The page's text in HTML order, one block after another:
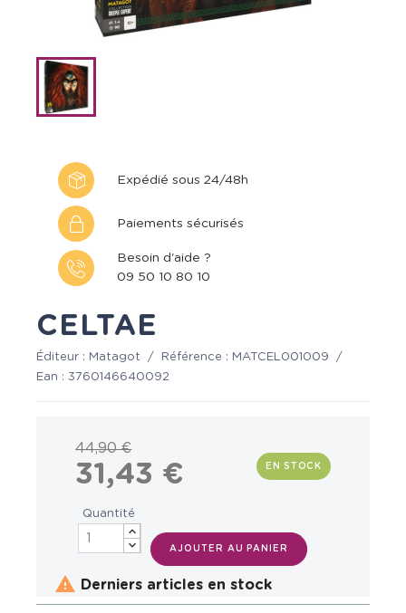
Expédié sous 24/48h
Paiements sécurisés
Besoin d'aide ?
09 50 10 80 10
CELTAE
Éditeur : Matagot / Référence : MATCEL001009
/
Ean : 3760146640092
44,90 €
31,43 € EN STOCK
Quantité
AJOUTER AU PANIER
 Derniers articles en stock